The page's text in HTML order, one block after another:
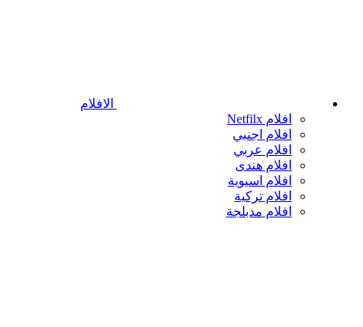
الافلام
افلام Netfilx
افلام اجنبي
افلام عربي
افلام هندى
افلام اسيوية
افلام تركية
افلام مدبلجة